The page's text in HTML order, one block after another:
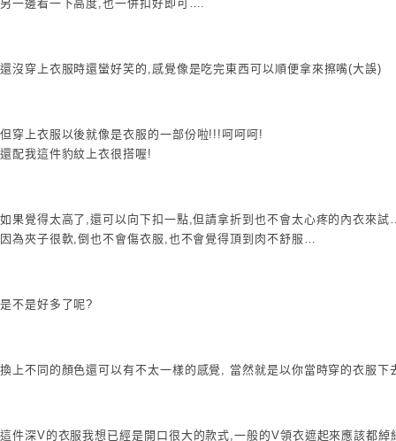
另一邊看一下高度,也一併扣好即可….
還沒穿上衣服時還蠻好笑的,感覺像是吃完東西可以順便拿來擦嘴(大誤)
但穿上衣服以後就像是衣服的一部份啦!!!呵呵呵!
還配我這件豹紋上衣很搭喔!
如果覺得太高了,還可以向下扣一點,但請拿折到也不會太心疼的內衣來
因為夾子很軟,倒也不會傷衣服,也不會覺得頂到肉不舒服…
是不是好多了呢?
換上不同的顏色還可以有不太一樣的感覺, 當然就是以你當時穿的衣服下
這件深V的衣服我想已經是開口很大的款式,一般的V領衣遮起來應該都綽